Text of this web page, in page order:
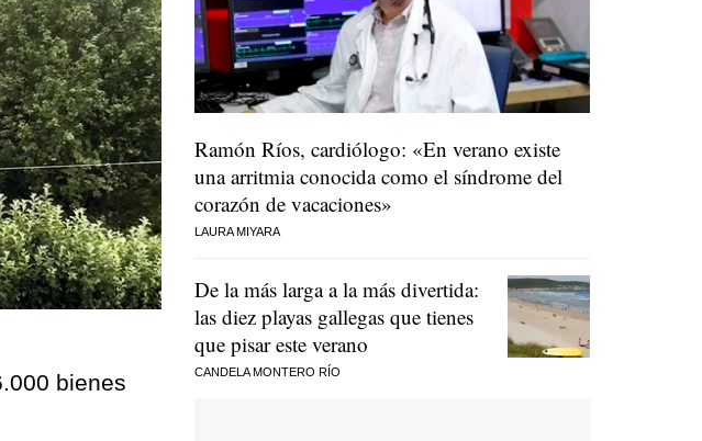
bienes
Ramón Ríos, cardiólogo: «En verano existe
una arritmia conocida como el síndrome del
corazón de vacaciones»
LAURA MIYARA
De la más larga a la más divertida:
las diez playas gallegas que tienes
que pisar este verano
CANDELA MONTERO RÍO